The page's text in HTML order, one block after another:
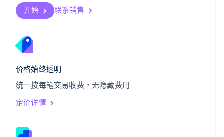
开始 联系销售
价格始终透明
统一按每笔交易收费，无隐藏费用
定价详情
斯洛伐克
English
English
泰国
ไทย
希腊
English
西班牙
Español
新加坡
新西兰